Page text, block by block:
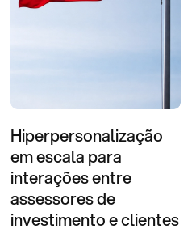
Hiperpersonalização
em escala para
interações entre
assessores de
investimento e clientes